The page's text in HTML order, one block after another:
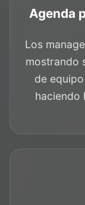
Agenda
Los
mostrando
de
haciendo